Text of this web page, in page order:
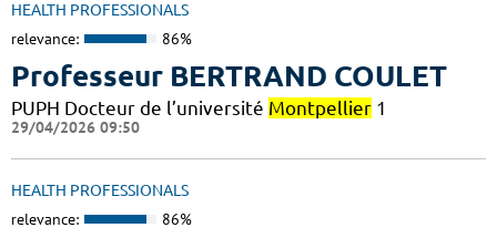
HEALTH PROFESSIONALS
relevance: 86%
Professeur BERTRAND COULET
PUPH Docteur de l’université Montpellier 1
29/04/2026 09:50
HEALTH PROFESSIONALS
relevance: 86%